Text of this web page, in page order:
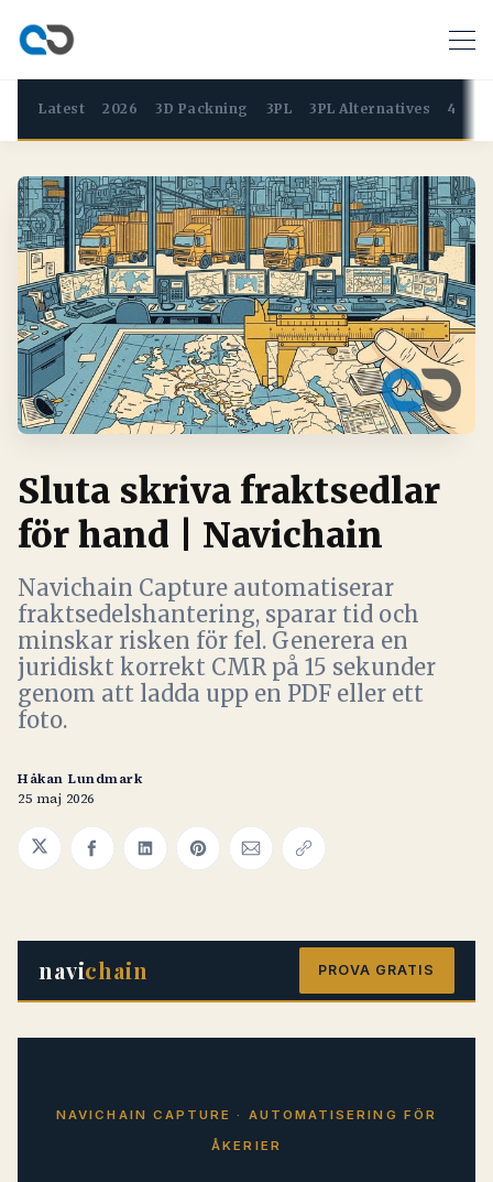
Latest 2026 3D Packning 3PL 3PL Alternatives 4PL
Sluta skriva fraktsedlar
för hand | Navichain
Navichain Capture automatiserar
fraktsedelshantering, sparar tid och
minskar risken för fel. Generera en
juridiskt korrekt CMR på 15 sekunder
genom att ladda upp en PDF eller ett
foto.
Håkan Lundmark
25 maj 2026
Share on Twitter
Share on Facebook
Share on LinkedIn
Share on Pinterest
Share via Email
Copy link
navichain PROVA GRATIS
NAVICHAIN CAPTURE · AUTOMATISERING FÖR
ÅKERIER